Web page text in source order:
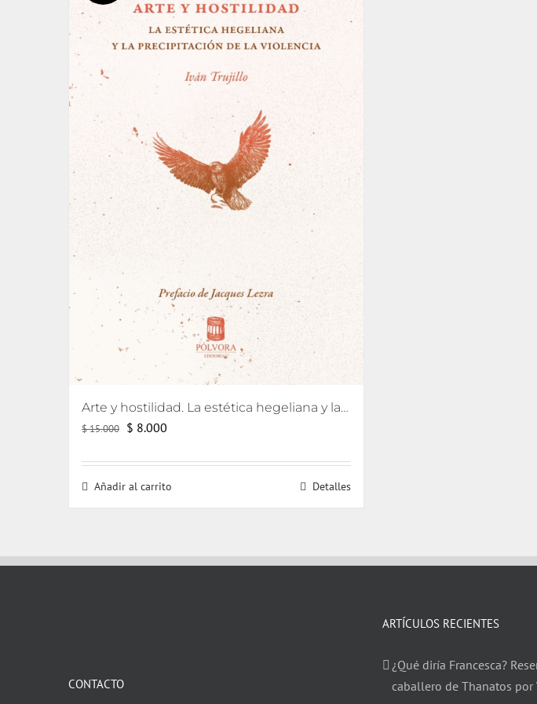
Arte y hostilidad. La estética hegeliana y la precipitación de la violencia
$15.000 El
original
era:
$ 8.000
actual
es:
Añadir al carrito Detalles
CONTACTO
ARTÍCULOS RECIENTES
¿Qué diría Francesca?
caballero de Thanatos por